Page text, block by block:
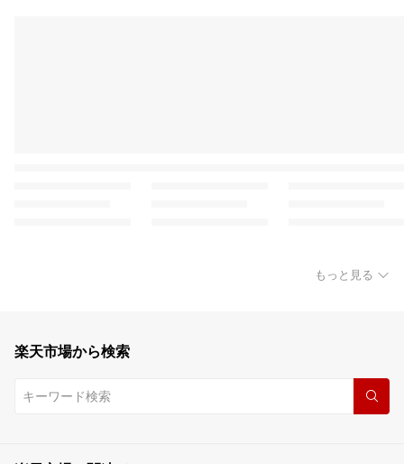
もっと見る
楽天市場から検索